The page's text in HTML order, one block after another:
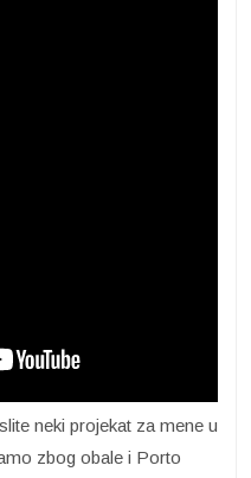
neki projekat za mene u
zbog obale i Porto